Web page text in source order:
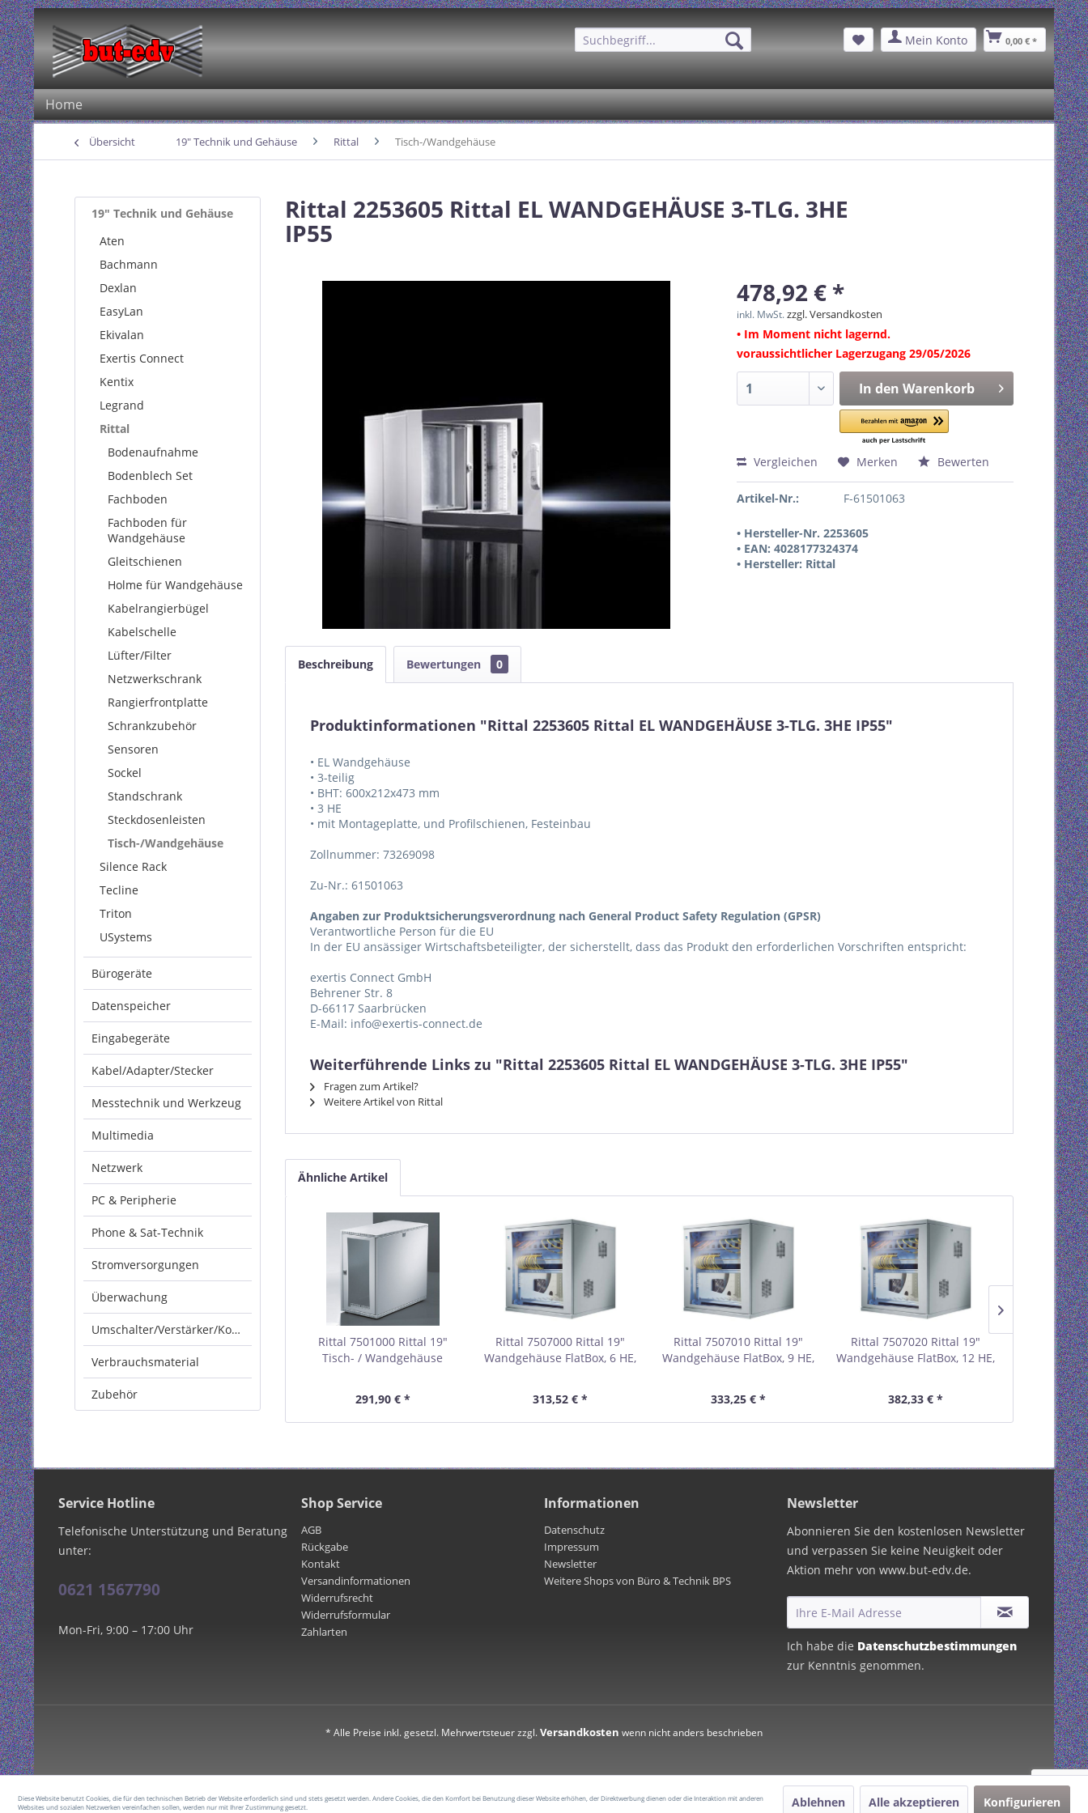
Mein Konto 0,00 € *
Home
Übersicht 19" Technik und Gehäuse Rittal Tisch-/Wandgehäuse
19" Technik und Gehäuse
Aten
Bachmann
Dexlan
EasyLan
Ekivalan
Exertis Connect
Kentix
Legrand
Rittal
Bodenaufnahme
Bodenblech Set
Fachboden
Fachboden für
Wandgehäuse
Gleitschienen
Holme für Wandgehäuse
Kabelrangierbügel
Kabelschelle
Lüfter/Filter
Netzwerkschrank
Rangierfrontplatte
Schrankzubehör
Sensoren
Sockel
Standschrank
Steckdosenleisten
Tisch-/Wandgehäuse
Silence Rack
Tecline
Triton
USystems
Bürogeräte
Datenspeicher
Eingabegeräte
Kabel/Adapter/Stecker
Messtechnik und Werkzeug
Multimedia
Netzwerk
PC & Peripherie
Phone & Sat-Technik
Stromversorgungen
Überwachung
Umschalter/Verstärker/Konverter
Verbrauchsmaterial
Zubehör
Rittal 2253605 Rittal EL WANDGEHÄUSE 3-TLG. 3HE
IP55
478,92 € *
inkl. MwSt.zzgl. Versandkosten
• Im Moment nicht lagernd.
voraussichtlicher Lagerzugang 29/05/2026
In den Warenkorb
Vergleichen Merken Bewerten
Artikel-Nr.: F-61501063
• Hersteller-Nr. 2253605
• EAN: 4028177324374
• Hersteller: Rittal
Beschreibung Bewertungen 0
Produktinformationen "Rittal 2253605 Rittal EL WANDGEHÄUSE 3-TLG. 3HE IP55"
• EL Wandgehäuse
• 3-teilig
• BHT: 600x212x473 mm
• 3 HE
• mit Montageplatte, und Profilschienen, Festeinbau
Zollnummer: 73269098
Zu-Nr.: 61501063
Angaben zur Produktsicherungsverordnung nach General Product Safety Regulation (GPSR)
Verantwortliche Person für die EU
In der EU ansässiger Wirtschaftsbeteiligter, der sicherstellt, dass das Produkt den erforderlichen Vorschriften entspricht:
exertis Connect GmbH
Behrener Str. 8
D-66117 Saarbrücken
E-Mail: info@exertis-connect.de
Weiterführende Links zu "Rittal 2253605 Rittal EL WANDGEHÄUSE 3-TLG. 3HE IP55"
Fragen zum Artikel?
Weitere Artikel von Rittal
Ähnliche Artikel
Rittal 7501000 Rittal 19"
Tisch- / Wandgehäuse
291,90 € *
Rittal 7507000 Rittal 19"
Wandgehäuse FlatBox, 6 HE,
313,52 € *
Rittal 7507010 Rittal 19"
Wandgehäuse FlatBox, 9 HE,
333,25 € *
Rittal 7507020 Rittal 19"
Wandgehäuse FlatBox, 12 HE,
382,33 € *
Rittal
600 x 400
Service Hotline
Telefonische Unterstützung und Beratung
unter:
0621 1567790
Mon-Fri, 9:00 – 17:00 Uhr
Shop Service
AGB
Rückgabe
Kontakt
Versandinformationen
Widerrufsrecht
Widerrufsformular
Zahlarten
Informationen
Datenschutz
Impressum
Newsletter
Weitere Shops von Büro & Technik BPS
Newsletter
Abonnieren Sie den kostenlosen Newsletter
und verpassen Sie keine Neuigkeit oder
Aktion mehr von www.but-edv.de.
Ich habe die Datenschutzbestimmungen
zur Kenntnis genommen.
* Alle Preise inkl. gesetzl. Mehrwertsteuer zzgl.Versandkosten wenn nicht anders beschrieben
Diese Website benutzt Cookies, die für den technischen Betrieb der Website erforderlich sind und stets gesetzt werden. Andere Cookies, die den Komfort bei Benutzung dieser Website erhöhen, der Direktwerbung dienen oder die Interaktion mit anderen
Websites und sozialen Netzwerken vereinfachen sollen, werden nur mit Ihrer Zustimmung gesetzt.
Ablehnen Alle akzeptieren Konfigurieren